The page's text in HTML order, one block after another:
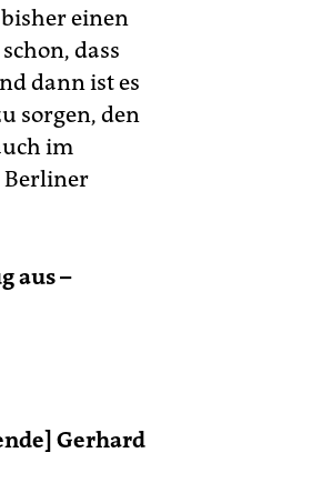
einen
dass
dann ist es
sorgen, den
im
Berliner
aus –
Gerhard